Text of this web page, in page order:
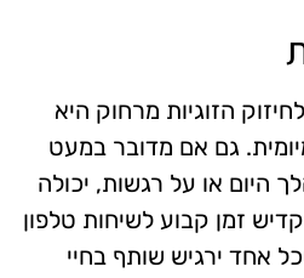
הזוגיות מרחוק היא
גם אם מדובר במעט
היום או על רגשות, יכולה
זמן קבוע לשיחות טלפון
אחד ירגיש שותף בחיי